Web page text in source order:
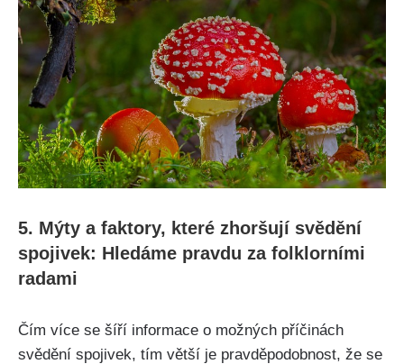
5. Mýty a ⁣faktory, ‍které zhoršují svědění
spojivek: Hledáme pravdu ⁣za folklorními
radami
Čím více se ⁣šíří informace‌ o⁢ možných příčinách
svědění spojivek, tím​ větší je pravděpodobnost, ⁢že ‍se